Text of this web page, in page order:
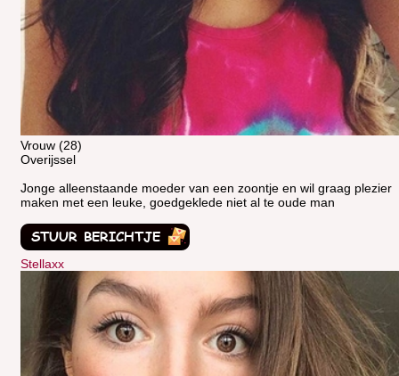
Vrouw (28)
Overijssel
Jonge alleenstaande moeder van een zoontje en wil graag plezier
maken met een leuke, goedgeklede niet al te oude man
Stellaxx